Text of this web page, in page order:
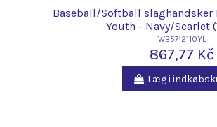
Baseball/Softball slaghandsker
Youth - Navy/Scarlet
WB5712110YL
867,77 Kč
Læg i